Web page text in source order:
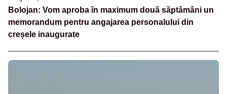
Bolojan: Vom aproba în maximum două săptămâni un
memorandum pentru angajarea personalului din
creșele inaugurate